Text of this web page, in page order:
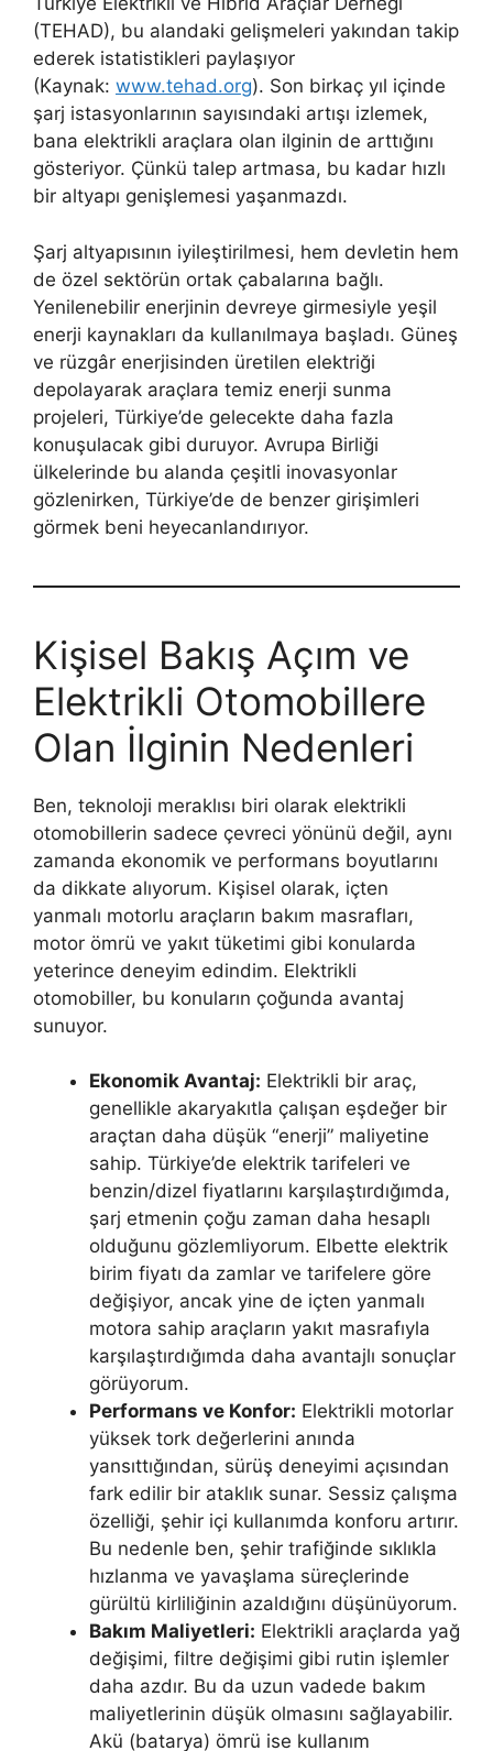
(TEHAD), bu alandaki gelişmeleri yakından takip
ederek istatistikleri paylaşıyor
(Kaynak: www.tehad.org). Son birkaç yıl içinde
şarj istasyonlarının sayısındaki artışı izlemek,
bana elektrikli araçlara olan ilginin de arttığını
gösteriyor. Çünkü talep artmasa, bu kadar hızlı
bir altyapı genişlemesi yaşanmazdı.
Şarj altyapısının iyileştirilmesi, hem devletin hem
de özel sektörün ortak çabalarına bağlı.
Yenilenebilir enerjinin devreye girmesiyle yeşil
enerji kaynakları da kullanılmaya başladı. Güneş
ve rüzgâr enerjisinden üretilen elektriği
depolayarak araçlara temiz enerji sunma
projeleri, Türkiye’de gelecekte daha fazla
konuşulacak gibi duruyor. Avrupa Birliği
ülkelerinde bu alanda çeşitli inovasyonlar
gözlenirken, Türkiye’de de benzer girişimleri
görmek beni heyecanlandırıyor.
Kişisel Bakış Açım ve
Elektrikli Otomobillere
Olan İlginin Nedenleri
Ben, teknoloji meraklısı biri olarak elektrikli
otomobillerin sadece çevreci yönünü değil, aynı
zamanda ekonomik ve performans boyutlarını
da dikkate alıyorum. Kişisel olarak, içten
yanmalı motorlu araçların bakım masrafları,
motor ömrü ve yakıt tüketimi gibi konularda
yeterince deneyim edindim. Elektrikli
otomobiller, bu konuların çoğunda avantaj
sunuyor.
Ekonomik Avantaj: Elektrikli bir araç,
genellikle akaryakıtla çalışan eşdeğer bir
araçtan daha düşük “enerji” maliyetine
sahip. Türkiye’de elektrik tarifeleri ve
benzin/dizel fiyatlarını karşılaştırdığımda,
şarj etmenin çoğu zaman daha hesaplı
olduğunu gözlemliyorum. Elbette elektrik
birim fiyatı da zamlar ve tarifelere göre
değişiyor, ancak yine de içten yanmalı
motora sahip araçların yakıt masrafıyla
karşılaştırdığımda daha avantajlı sonuçlar
görüyorum.
Performans ve Konfor: Elektrikli motorlar
yüksek tork değerlerini anında
yansıttığından, sürüş deneyimi açısından
fark edilir bir ataklık sunar. Sessiz çalışma
özelliği, şehir içi kullanımda konforu artırır.
Bu nedenle ben, şehir trafiğinde sıklıkla
hızlanma ve yavaşlama süreçlerinde
gürültü kirliliğinin azaldığını düşünüyorum.
Bakım Maliyetleri: Elektrikli araçlarda yağ
değişimi, filtre değişimi gibi rutin işlemler
daha azdır. Bu da uzun vadede bakım
maliyetlerinin düşük olmasını sağlayabilir.
Akü (batarya) ömrü ise kullanım